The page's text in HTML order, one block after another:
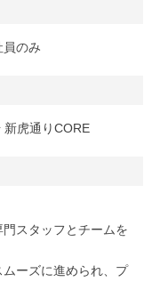
のみ
虎通りCORE
スタッフとチームを
ーズに進められ、プ